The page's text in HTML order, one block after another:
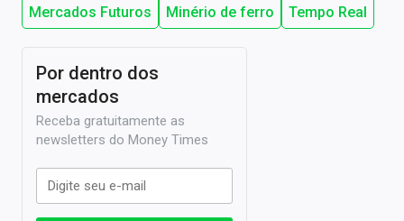
Mercados Futuros
Minério de ferro Tempo Real
Por dentro dos
mercados
Receba gratuitamente as
newsletters do Money Times